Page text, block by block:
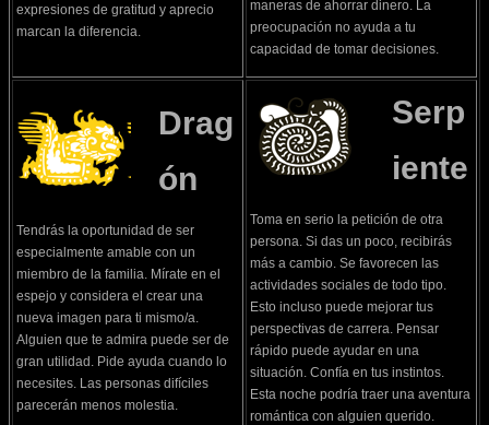
expresiones de gratitud y aprecio
marcan la diferencia.
maneras de ahorrar dinero. La
preocupación no ayuda a tu
capacidad de tomar decisiones.
Drag
ón
Tendrás la oportunidad de ser
especialmente amable con un
miembro de la familia. Mírate en el
espejo y considera el crear una
nueva imagen para ti mismo/a.
Alguien que te admira puede ser de
gran utilidad. Pide ayuda cuando lo
necesites. Las personas difíciles
parecerán menos molestia.
Serp
iente
Toma en serio la petición de otra
persona. Si das un poco, recibirás
más a cambio. Se favorecen las
actividades sociales de todo tipo.
Esto incluso puede mejorar tus
perspectivas de carrera. Pensar
rápido puede ayudar en una
situación. Confía en tus instintos.
Esta noche podría traer una aventura
romántica con alguien querido.